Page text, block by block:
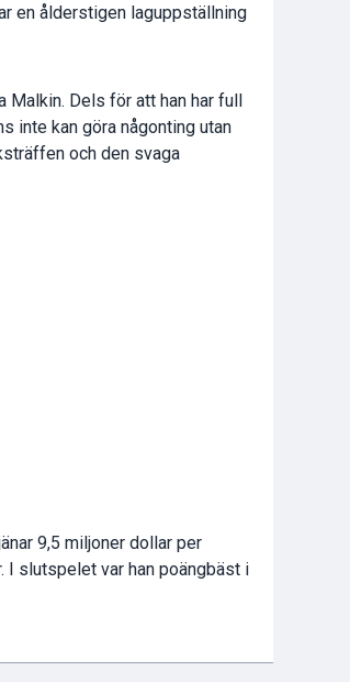
en ålderstigen laguppställning
Malkin. Dels för att han har full
inte kan göra någonting utan
och den svaga
9,5 miljoner dollar per
I slutspelet var han poängbäst i